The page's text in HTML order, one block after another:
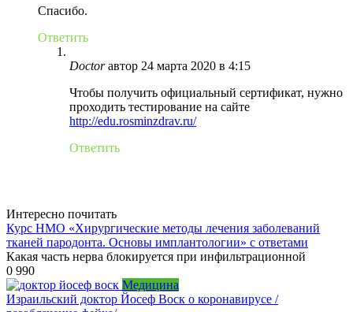
Спасибо.
Ответить
Doctor автор 24 марта 2020 в 4:15
Чтобы получить официальный сертификат, нужно
проходить тестирование на сайте
http://edu.rosminzdrav.ru/
Ответить
Интересно почитать
Курс НМО «Хирургические методы лечения заболеваний
тканей пародонта. Основы имплантологии» с ответами
Какая часть нерва блокируется при инфильтрационной
0 990
Медицина
Израильский доктор Йосеф Воск о коронавирусе /